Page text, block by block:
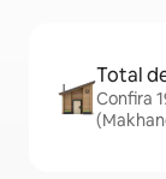
Total
Confira